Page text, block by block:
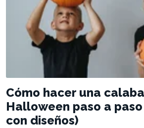
Cómo hacer una
Halloween paso a paso
con diseños)